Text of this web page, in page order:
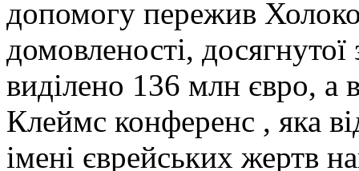
допомогу пережив
домовленості,
виділено 136 млн євро,
Клеймс конференс , яка
імені єврейських жертв